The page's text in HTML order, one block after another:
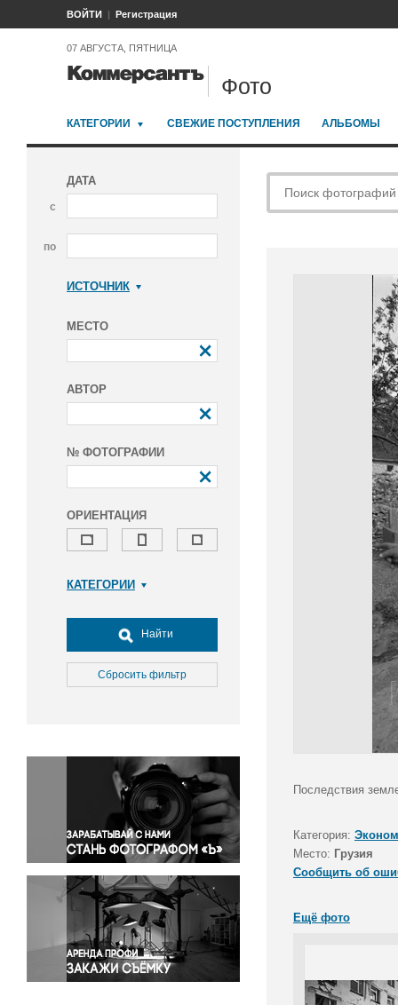
ВОЙТИ Регистрация
07 АВГУСТА, ПЯТНИЦА
Фото
КАТЕГОРИИ СВЕЖИЕ ПОСТУПЛЕНИЯ АЛЬБОМЫ
ДАТА
с
по
ИСТОЧНИК
МЕСТО
АВТОР
№ ФОТОГРАФИИ
ОРИЕНТАЦИЯ
КАТЕГОРИИ
Досуг, туризм и отдых
Культура
Медицина
Окружающая среда
Политика
Правосудие
Происшествия и конфликты
Религия
Светская жизнь
Спорт
Экология
Экономика и бизнес
Найти
Сбросить фильтр
Последствия
Категория:
Место: Грузия
Сообщить об
Ещё фото